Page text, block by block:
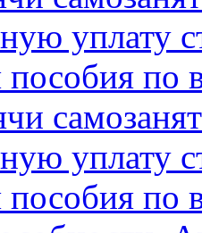
уплату
по
уплату
пособия по